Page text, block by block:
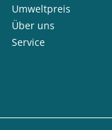
Umweltpreis
Über uns
Service